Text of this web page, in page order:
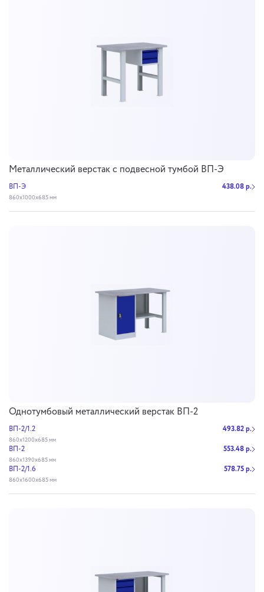
Металлический верстак с подвесной тумбой ВП-Э
ВП-Э 438.08 р.
860х1000х685 мм
Однотумбовый металлический верстак ВП-2
ВП-2/1.2 493.82 р.
860х1200х685 мм
ВП-2 553.48 р.
860х1390х685 мм
ВП-2/1.6 578.75 р.
860х1600х685 мм